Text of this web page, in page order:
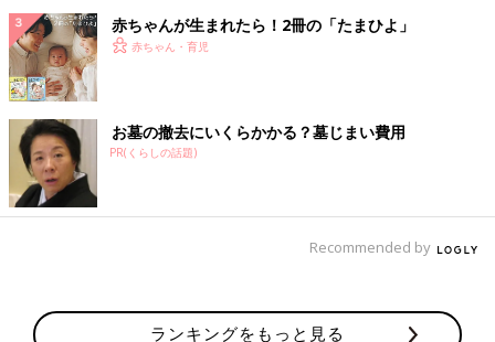
赤ちゃんが生まれたら！2冊の「たまひよ」
赤ちゃん・育児
お墓の撤去にいくらかかる？墓じまい費用
PR(くらしの話題)
Recommended by
ランキングをもっと見る